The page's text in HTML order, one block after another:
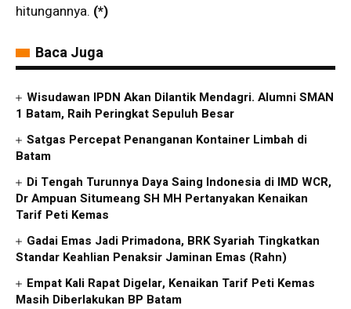
hitungannya. (*)
Baca Juga
Wisudawan IPDN Akan Dilantik Mendagri. Alumni SMAN
1 Batam, Raih Peringkat Sepuluh Besar
Satgas Percepat Penanganan Kontainer Limbah di
Batam
Di Tengah Turunnya Daya Saing Indonesia di IMD WCR,
Dr Ampuan Situmeang SH MH Pertanyakan Kenaikan
Tarif Peti Kemas
Gadai Emas Jadi Primadona, BRK Syariah Tingkatkan
Standar Keahlian Penaksir Jaminan Emas (Rahn)
Empat Kali Rapat Digelar, Kenaikan Tarif Peti Kemas
Masih Diberlakukan BP Batam